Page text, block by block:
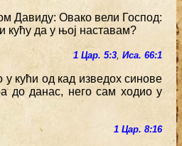
Давиду: Овако вели Господ:
кућу да у њој наставам?
1 Цар. 5:3, Иса. 66:1
кући од кад изведох синове
до данас, него сам ходио у
1 Цар. 8:16